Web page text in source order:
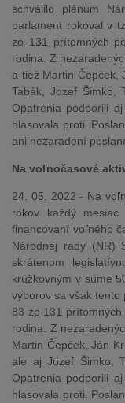
schválilo plénum
parlament rokoval v
zo 131 prítomných
rodina. Z
a tiež Martin Čepček,
Tabák, Jozef Šimko,
Opatrenia podporili
hlasovala proti.
ani nezaradení
Na voľnočasové
24. 05. 2022 - Na
rokov každý
financovaní voľného
Národnej rady (NR)
skrátenom
krúžkovným v sume
výborov sa však tento
83 zo 131 prítomných
rodina. Z
Martin Čepček, Ján
ale aj Jozef Šimko,
Opatrenia podporili
hlasovala proti.